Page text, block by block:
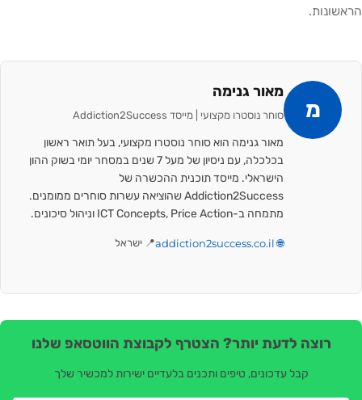
הראשונות.
מ
מאור גנימה
סוחר נוסטרו מקצועי | מייסד Addiction2Success
מאור גנימה הוא סוחר נוסטרו מקצועי, בעל תואר ראשון
בכלכלה, עם ניסיון של מעל 7 שנים במסחר יומי בשוק ההון
הישראלי. מייסד תוכנית ההכשרה של
Addiction2Success שהוציאה עשרות סוחרים ממומנים.
מתמחה ב-ICT Concepts, Price Action וניהול סיכונים.
🌐 addiction2success.co.il 📍 ישראל
רוצה לדעת יותר? הצטרף לקבוצת הווטסאפ שלנו
קבל עדכונים, טיפים ותכנים בלעדיים ישירות למכשיר שלך